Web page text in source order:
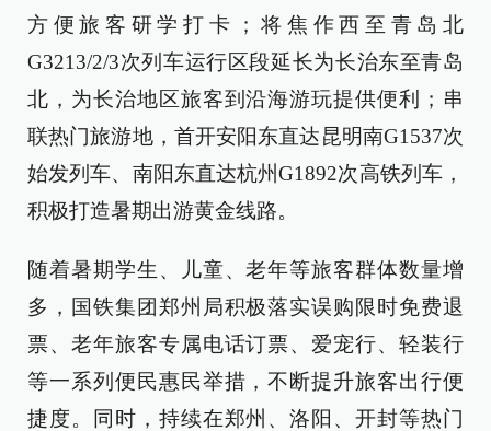
方便旅客研学打卡；将焦作西至青岛北
G3213/2/3次列车运行区段延长为长治东至青岛
北，为长治地区旅客到沿海游玩提供便利；串
联热门旅游地，首开安阳东直达昆明南G1537次
始发列车、南阳东直达杭州G1892次高铁列车，
积极打造暑期出游黄金线路。
随着暑期学生、儿童、老年等旅客群体数量增
多，国铁集团郑州局积极落实误购限时免费退
票、老年旅客专属电话订票、爱宠行、轻装行
等一系列便民惠民举措，不断提升旅客出行便
捷度。同时，持续在郑州、洛阳、开封等热门